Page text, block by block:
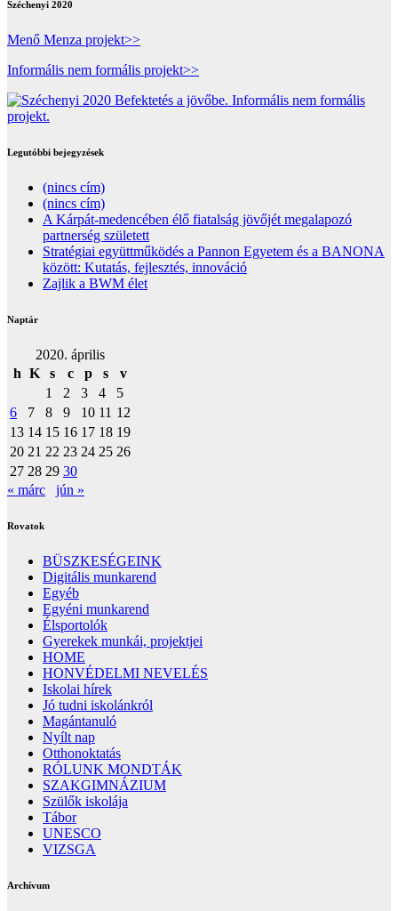
Széchenyi 2020
Menő Menza projekt>>
Informális nem formális projekt>>
Legutóbbi bejegyzések
(nincs cím)
(nincs cím)
A Kárpát-medencében élő fiatalság jövőjét megalapozó
partnerség született
Stratégiai együttműködés a Pannon Egyetem és a BANONA
között: Kutatás, fejlesztés, innováció
Zajlik a BWM élet
Naptár
2020. április
h K s c p s
v
1
2 3 4
5
6
7 8 9 10 11 12
13 14 15 16 17 18 19
20 21 22 23 24 25 26
27 28 29 30
« márc
jún »
Rovatok
BÜSZKESÉGEINK
Digitális munkarend
Egyéb
Egyéni munkarend
Élsportolók
Gyerekek munkái, projektjei
HOME
HONVÉDELMI NEVELÉS
Iskolai hírek
Jó tudni iskolánkról
Magántanuló
Nyílt nap
Otthonoktatás
RÓLUNK MONDTÁK
SZAKGIMNÁZIUM
Szülők iskolája
Tábor
UNESCO
VIZSGA
Archívum